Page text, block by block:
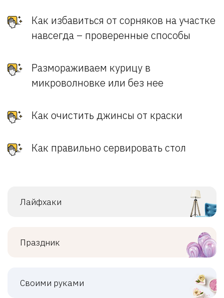
Как избавиться от сорняков на участке
навсегда – проверенные способы
Размораживаем курицу в
микроволновке или без нее
Как очистить джинсы от краски
Как правильно сервировать стол
Лайфхаки
Праздник
Своими руками